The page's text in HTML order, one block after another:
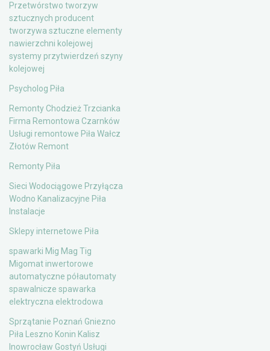
Przetwórstwo tworzyw
sztucznych producent
tworzywa sztuczne elementy
nawierzchni kolejowej
systemy przytwierdzeń szyny
kolejowej
Psycholog Piła
Remonty Chodzież Trzcianka
Firma Remontowa Czarnków
Usługi remontowe Piła Wałcz
Złotów Remont
Remonty Piła
Sieci Wodociągowe Przyłącza
Wodno Kanalizacyjne Piła
Instalacje
Sklepy internetowe Piła
spawarki Mig Mag Tig
Migomat inwertorowe
automatyczne półautomaty
spawalnicze spawarka
elektryczna elektrodowa
Sprzątanie Poznań Gniezno
Piła Leszno Konin Kalisz
Inowrocław Gostyń Usługi